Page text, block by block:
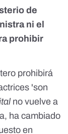
de
ni el
prohibir
prohibirá
'son
no vuelve a
ha cambiado
en